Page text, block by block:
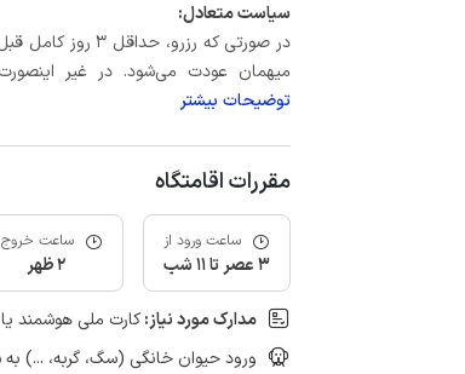
سیاست متعادل:
میهمان عودت می‌شود. در غیر اینصورت اجاره شب اول
توضیحات بیشتر
مقررات اقامتگاه
ساعت ورود از
3 عصر تا 11 شب
ساعت خروج
2 ظهر
مدارک مورد نیاز:کارت ملی هوشمند
ورود حیوان خانگی (سگ، گربه، ...)